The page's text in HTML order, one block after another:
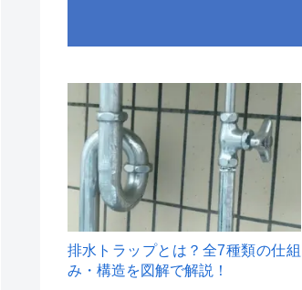
1
排水トラップとは？全7種類の仕組
み・構造を図解で解説！